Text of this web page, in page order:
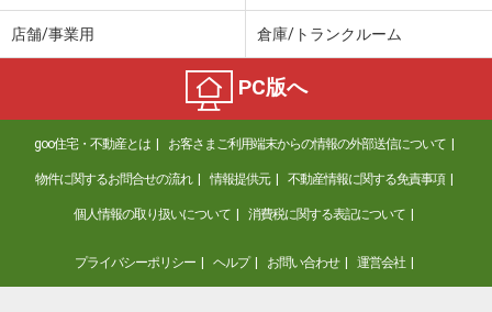
店舗/事業用 倉庫/トランクルーム
PC版へ
goo住宅・不動産とは お客さまご利用端末からの情報の外部送信について
物件に関するお問合せの流れ 情報提供元 不動産情報に関する免責事項
個人情報の取り扱いについて 消費税に関する表記について
プライバシーポリシー ヘルプ お問い合わせ 運営会社